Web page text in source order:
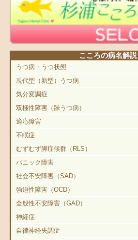
こころの病名解説
うつ病・うつ状態
現代型（新型）うつ病
気分変調症
双極性障害（躁うつ病）
適応障害
不眠症
むずむず脚症候群（RLS）
パニック障害
社会不安障害（SAD）
強迫性障害（OCD）
全般性不安障害（GAD）
神経症
自律神経失調症